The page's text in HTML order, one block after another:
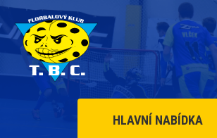
HLAVNÍ NABÍDKA